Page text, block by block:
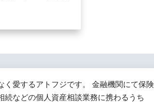
く愛するアトフジです。 金融機関にて保険
続などの個人資産相談業務に携わるうち